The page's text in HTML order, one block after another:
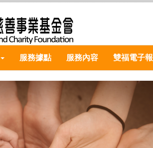
服務據點 服務內容 雙福電子報